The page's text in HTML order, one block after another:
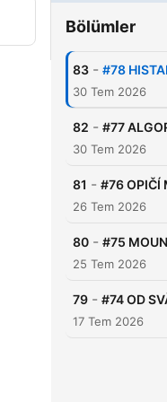
Bölümler
83 - #78
30 Tem 2026
82 - #77
30 Tem 2026
81 - #76 OPIČÍ
26 Tem 2026
80 - #75
25 Tem 2026
79 - #74 OD
17 Tem 2026